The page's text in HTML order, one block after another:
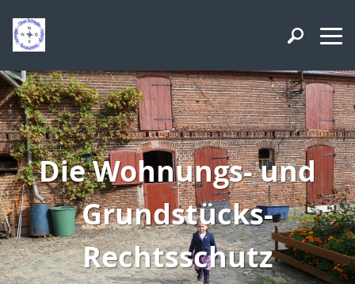
Die Wohnungs- und
Grundstücks-
Rechtsschutz